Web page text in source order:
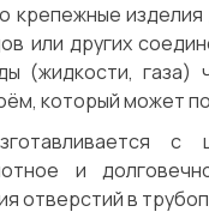
крепежные
или других
(жидкости, газа)
который может
с
и
отверстий в